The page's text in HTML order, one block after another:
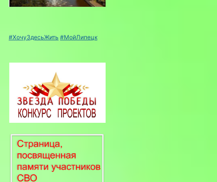
#ХочуЗдесьЖить #МойЛипецк